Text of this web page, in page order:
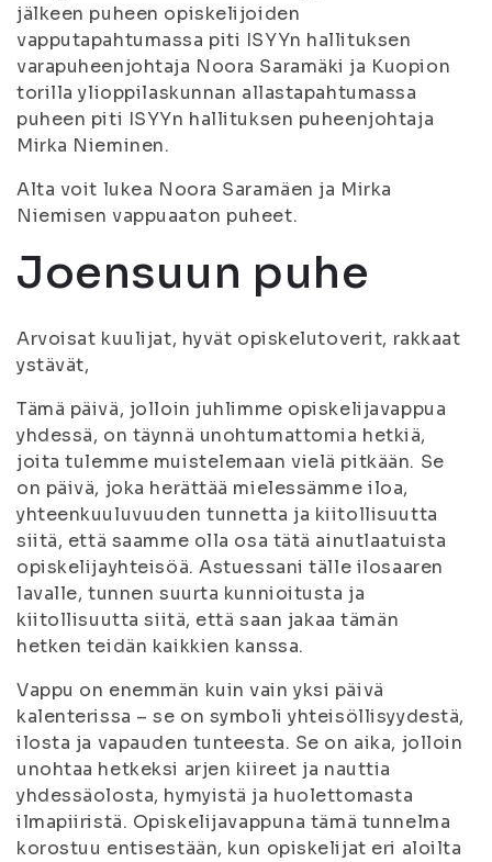
jälkeen puheen opiskelijoiden
vapputapahtumassa piti ISYYn hallituksen
varapuheenjohtaja Noora Saramäki ja Kuopion
torilla ylioppilaskunnan allastapahtumassa
puheen piti ISYYn hallituksen puheenjohtaja
Mirka Nieminen.
Alta voit lukea Noora Saramäen ja Mirka
Niemisen vappuaaton puheet.
Joensuun puhe
Arvoisat kuulijat, hyvät opiskelutoverit, rakkaat
ystävät,
Tämä päivä, jolloin juhlimme opiskelijavappua
yhdessä, on täynnä unohtumattomia hetkiä,
joita tulemme muistelemaan vielä pitkään. Se
on päivä, joka herättää mielessämme iloa,
yhteenkuuluvuuden tunnetta ja kiitollisuutta
siitä, että saamme olla osa tätä ainutlaatuista
opiskelijayhteisöä. Astuessani tälle ilosaaren
lavalle, tunnen suurta kunnioitusta ja
kiitollisuutta siitä, että saan jakaa tämän
hetken teidän kaikkien kanssa.
Vappu on enemmän kuin vain yksi päivä
kalenterissa – se on symboli yhteisöllisyydestä,
ilosta ja vapauden tunteesta. Se on aika, jolloin
unohtaa hetkeksi arjen kiireet ja nauttia
yhdessäolosta, hymyistä ja huolettomasta
ilmapiiristä. Opiskelijavappuna tämä tunnelma
korostuu entisestään, kun opiskelijat eri aloilta